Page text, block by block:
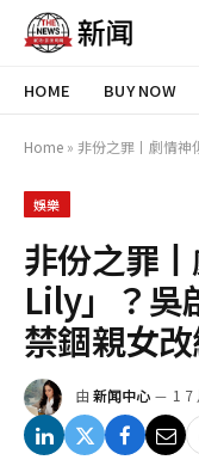
HOME BUY NOW
Home » 非份之罪丨劇情神似「
娛樂
非份之罪
Lily」？吳
禁錮親女
由 新闻中心 1 7